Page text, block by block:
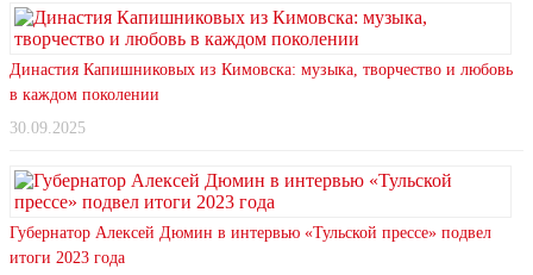
Династия Капишниковых из Кимовска: музыка, творчество и любовь
в каждом поколении
30.09.2025
Губернатор Алексей Дюмин в интервью «Тульской прессе» подвел
итоги 2023 года